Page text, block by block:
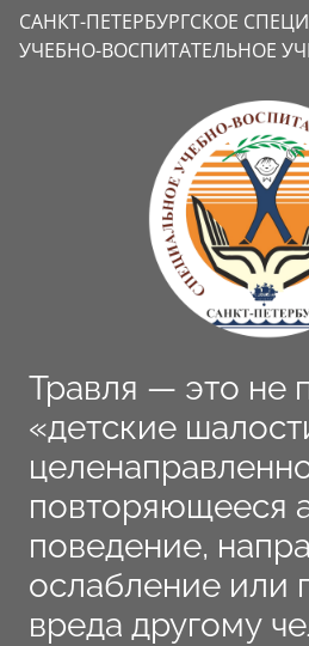
САНКТ-ПЕТЕРБУРГСКОЕ
УЧЕБНО-ВОСПИТАТЕЛЬНОЕ
Травля — это не
«детские
повторяющееся
поведение,
ослабление или
вреда другому